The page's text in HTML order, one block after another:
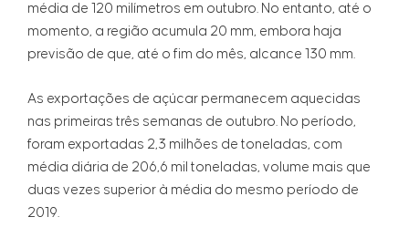
média de 120 milímetros em outubro. No entanto, até o
momento, a região acumula 20 mm, embora haja
previsão de que, até o fim do mês, alcance 130 mm.
As exportações de açúcar permanecem aquecidas
nas primeiras três semanas de outubro. No período,
foram exportadas 2,3 milhões de toneladas, com
média diária de 206,6 mil toneladas, volume mais que
duas vezes superior à média do mesmo período de
2019.